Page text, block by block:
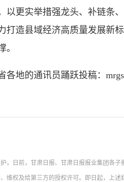
以更实举措强龙头、补链条
打造县域经济高质量发展新
。
各地的通讯员踊跃投稿：
，日前，甘肃日报、甘肃日报报业集团各
维权及给第三方的授权许可。即日起，上